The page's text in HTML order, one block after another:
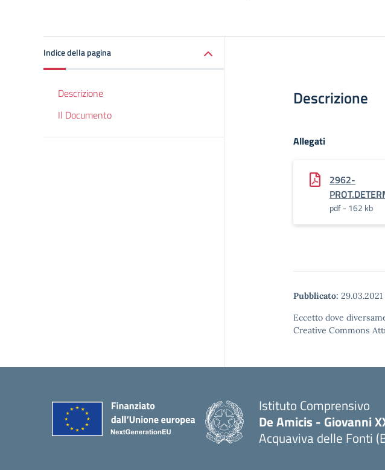
Indice della pagina
Descrizione
Il Documento
Descrizione
Allegati
2962-
pdf - 162 kb
Pubblicato: 29.03.2021
Eccetto dove
Creative Commons
Istituto Comprensivo
De Amicis - Giovanni
Acquaviva delle Fonti